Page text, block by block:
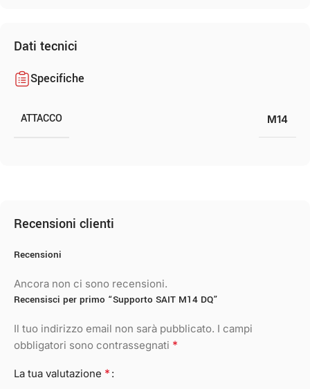
Dati tecnici
Specifiche
ATTACCO M14
Recensioni clienti
Recensioni
Ancora non ci sono recensioni.
Recensisci per primo “Supporto SAIT M14 DQ”
Il tuo indirizzo email non sarà pubblicato. I campi
obbligatori sono contrassegnati *
La tua valutazione *